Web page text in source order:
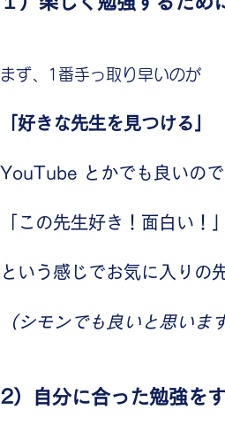
まず、1番手っ取り早いのが
「好きな先生を見つける」
YouTube とかでも良いので
「この先生好き！面白い！」
という感じでお気に入りの
（シモンでも良いと思いま
2）自分に合った勉強を